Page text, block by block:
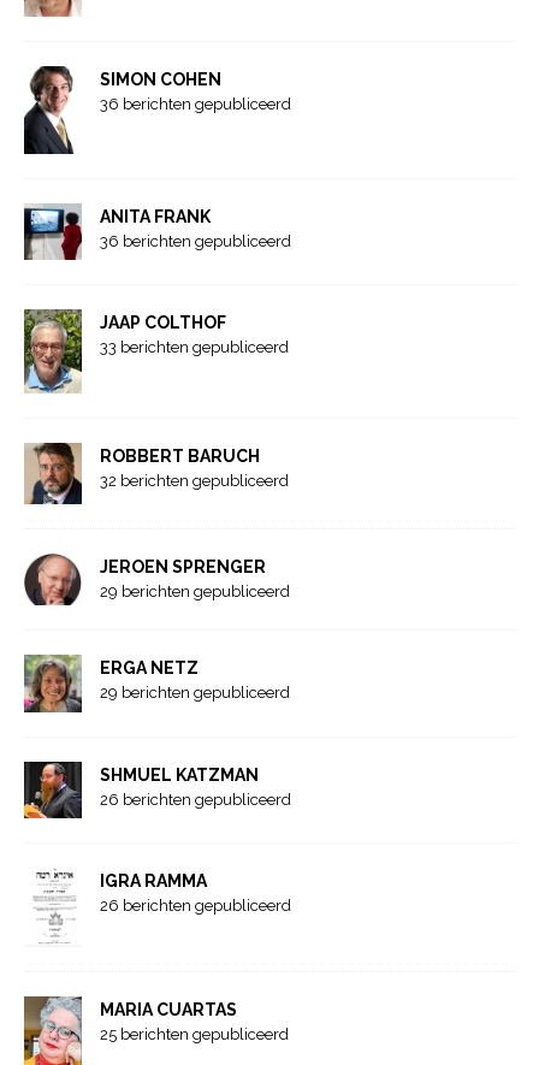
SIMON COHEN
36 berichten gepubliceerd
ANITA FRANK
36 berichten gepubliceerd
JAAP COLTHOF
33 berichten gepubliceerd
ROBBERT BARUCH
32 berichten gepubliceerd
JEROEN SPRENGER
29 berichten gepubliceerd
ERGA NETZ
29 berichten gepubliceerd
SHMUEL KATZMAN
26 berichten gepubliceerd
IGRA RAMMA
26 berichten gepubliceerd
MARIA CUARTAS
25 berichten gepubliceerd